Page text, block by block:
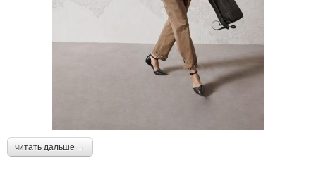
читать дальше →